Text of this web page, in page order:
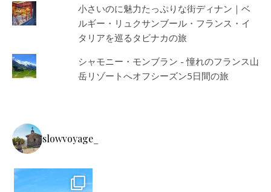
小さいのに魅力たっぷりな街ディナン｜ベ
ルギー・リュクサンブール・フランス・イ
タリアを巡るタビナカの旅
シャモニー・モンブラン - 憧れのフランス山
岳リゾートへオフシーズン5日間の旅
slowvoyage_